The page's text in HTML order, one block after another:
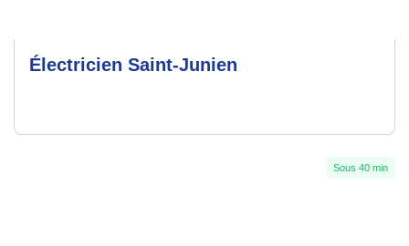
Électricien Saint-Junien
Sous 40 min